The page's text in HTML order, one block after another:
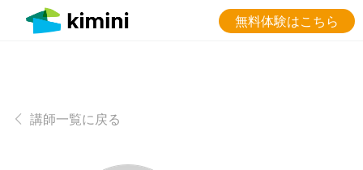
無料体験はこちら
講師一覧に戻る